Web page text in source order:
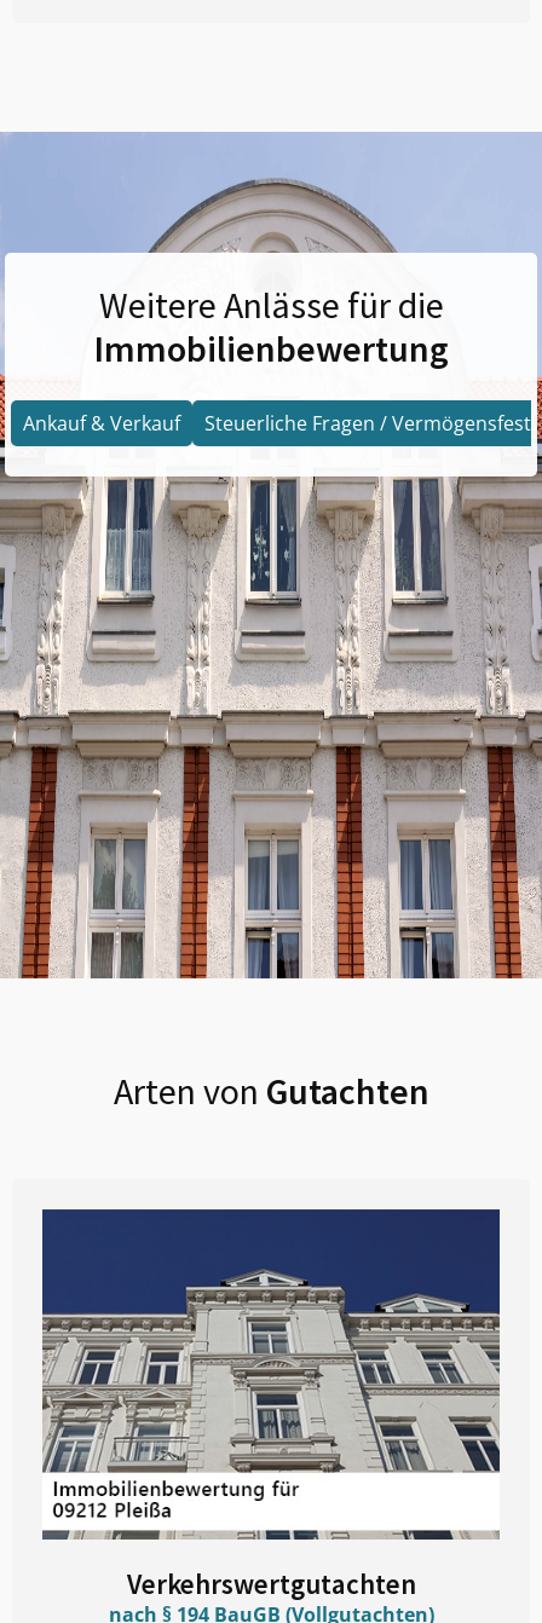
Weitere Anlässe für die
Immobilienbewertung
Ankauf & Verkauf Steuerliche Fragen /
Arten von Gutachten
Verkehrswertgutachten
nach § 194 BauGB (Vollgutachten)